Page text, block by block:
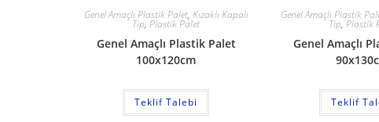
Genel Amaçlı Plastik Palet, Kızaklı Kapalı
Tip, Plastik Palet
Genel Amaçlı Plastik Palet
100x120cm
Teklif Talebi
Genel Amaçlı Plastik
Tip, Plastik
Genel Amaçlı
Teklif